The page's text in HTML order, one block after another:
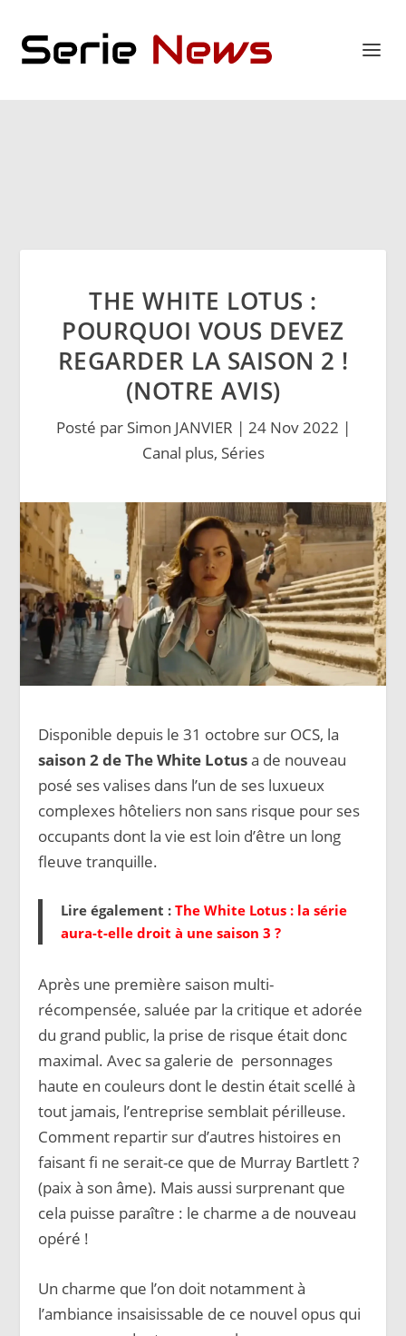
THE WHITE LOTUS :
POURQUOI VOUS DEVEZ
REGARDER LA SAISON 2 !
(NOTRE AVIS)
Posté par Simon JANVIER | 24 Nov 2022 |
Canal plus, Séries
Disponible depuis le 31 octobre sur OCS, la
saison 2 de The White Lotusa de nouveau
posé ses valises dans l’un de ses luxueux
complexes hôteliers non sans risque pour ses
occupants dont la vie est loin d’être un long
fleuve tranquille.
Lire également :The White Lotus : la série
aura-t-elle droit à une saison 3 ?
Après une première saison multi-
récompensée, saluée par la critique et adorée
du grand public, la prise de risque était donc
maximal. Avec sa galerie de personnages
haute en couleurs dont le destin était scellé à
tout jamais, l’entreprise semblait périlleuse.
Comment repartir sur d’autres histoires en
faisant fi ne serait-ce que de Murray Bartlett ?
(paix à son âme). Mais aussi surprenant que
cela puisse paraître : le charme a de nouveau
opéré !
Un charme que l’on doit notamment à
l’ambiance insaisissable de ce nouvel opus qui